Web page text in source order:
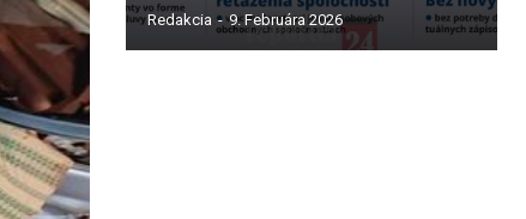
Redakcia - 9. Februára 2026